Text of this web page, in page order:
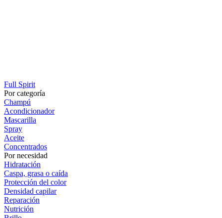
Full Spirit
Por categoría
Champú
Acondicionador
Mascarilla
Spray
Aceite
Concentrados
Por necesidad
Hidratación
Caspa, grasa o caída
Protección del color
Densidad capilar
Reparación
Nutrición